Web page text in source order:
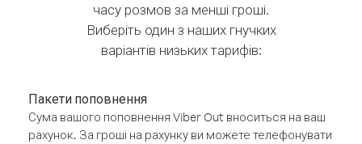
часу розмов за менші гроші.
Виберіть один з наших гнучких
варіантів низьких тарифів:
Пакети поповнення
Сума вашого поповнення Viber Out вноситься на ваш
рахунок. За гроші на рахунку ви можете телефонувати